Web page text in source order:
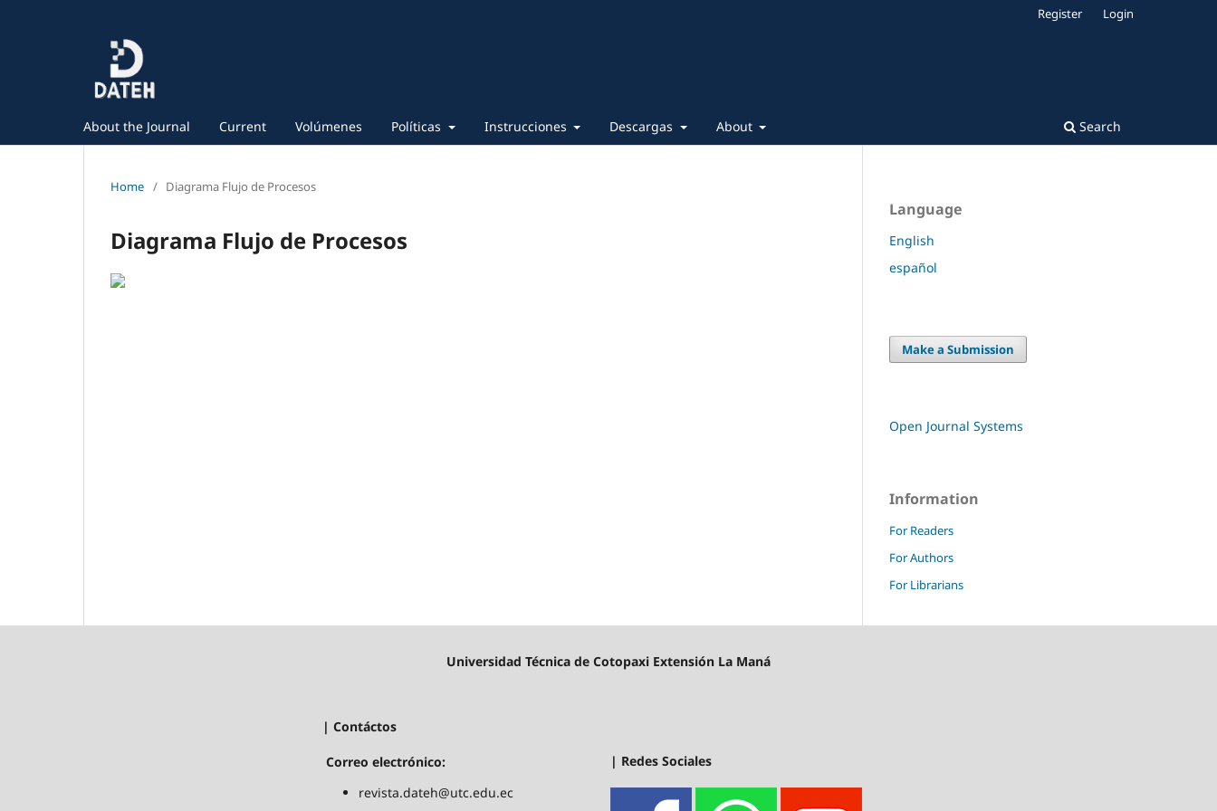
About the Journal Current Volúmenes Políticas Instrucciones Descargas About Search
Register Login
Home / Diagrama Flujo de Procesos
Diagrama Flujo de Procesos
Language
English
español
Make a Submission
Open Journal Systems
Information
For Readers
For Authors
For Librarians
Universidad Técnica de Cotopaxi Extensión La Maná
| Contáctos
Correo electrónico:
revista.dateh@utc.edu.ec
| Redes Sociales